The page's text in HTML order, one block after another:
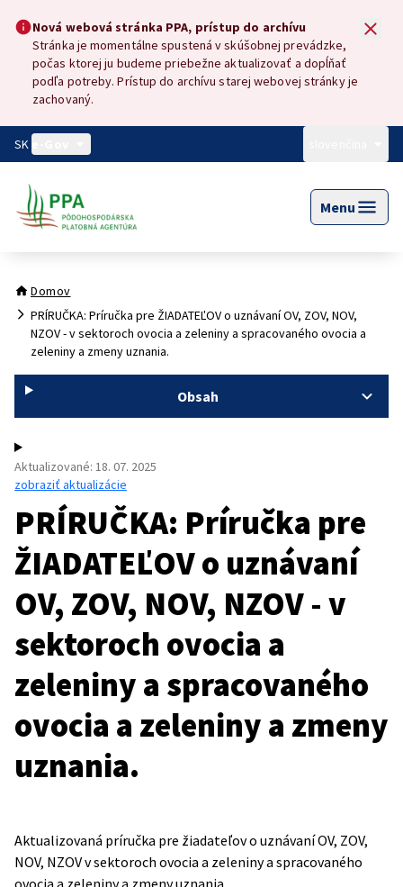
Preskočiť na hlavný obsah
Nová webová stránka PPA, prístup do archívu
Nová webová stránka PPA, prístup do archívu
Stránka je momentálne spustená v skúšobnej prevádzke,
počas ktorej ju budeme priebežne aktualizovať a dopĺňať
podľa potreby. Prístup do archívu starej webovej stránky je
zachovaný.
SK
Menu
Domov
PRÍRUČKA: Príručka pre ŽIADATEĽOV o uznávaní OV, ZOV, NOV,
NZOV - v sektoroch ovocia a zeleniny a spracovaného ovocia a
zeleniny a zmeny uznania.
Obsah
Aktualizované: 18. 07. 2025
zobraziť aktualizácie
PRÍRUČKA: Príručka pre
ŽIADATEĽOV o uznávaní
OV, ZOV, NOV, NZOV - v
sektoroch ovocia a
zeleniny a spracovaného
ovocia a zeleniny a zmeny
uznania.
Aktualizovaná príručka pre žiadateľov o uznávaní OV, ZOV,
NOV, NZOV v sektoroch ovocia a zeleniny a spracovaného
ovocia a zeleniny a zmeny uznania.